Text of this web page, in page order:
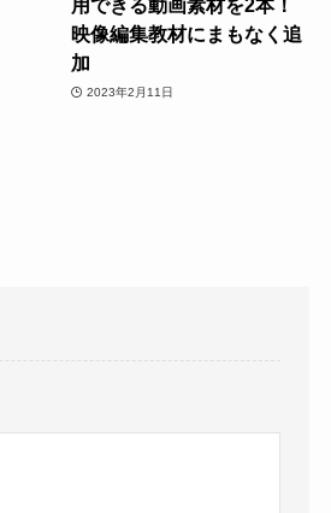
用できる動画素材を2本！
映像編集教材にまもなく追
加
2023年2月11日